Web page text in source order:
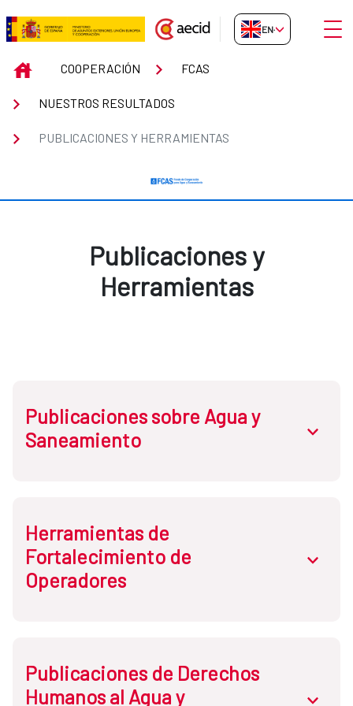
Skip to Main Content
Publicaciones y Herramientas
EN-GB
INICIOCOOPERACIÓN FCAS
NUESTROS RESULTADOS
PUBLICACIONES Y HERRAMIENTAS
Publicaciones y
Herramientas
Publicaciones sobre Agua y
Saneamiento
Herramientas de
Fortalecimiento de
Operadores
Publicaciones de Derechos
Humanos al Agua y